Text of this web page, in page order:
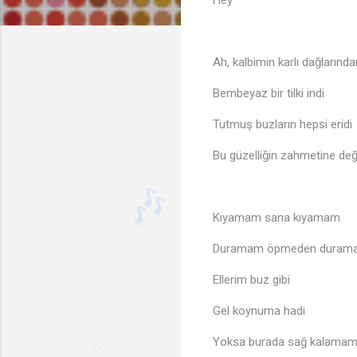
Ah, kalbimin karlı
Bembeyaz bir tilki indi
Tutmuş buzların hepsi eridi
Bu güzelliğin zahmetine
Kıyamam sana kıyamam
Duramam öpmeden
Ellerim buz gibi
Gel koynuma hadi
Yoksa burada sağ kalamam